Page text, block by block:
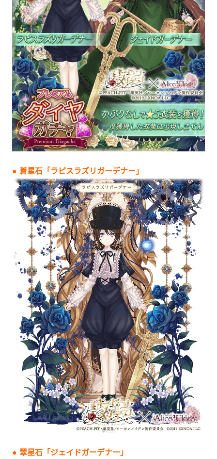
● 蒼星石「ラピスラズリガーデナー」
● 翠星石「ジェイドガーデナー」